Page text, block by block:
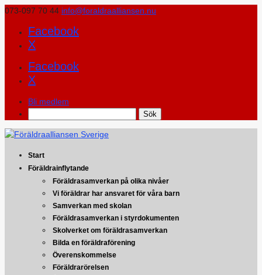
073-097 70 44 info@foraldraalliansen.nu
Facebook
X
Facebook
X
Bli medlem
Start
Föräldrainflytande
Föräldrasamverkan på olika nivåer
Vi föräldrar har ansvaret för våra barn
Samverkan med skolan
Föräldrasamverkan i styrdokumenten
Skolverket om föräldrasamverkan
Bilda en föräldraförening
Överenskommelse
Föräldrarörelsen